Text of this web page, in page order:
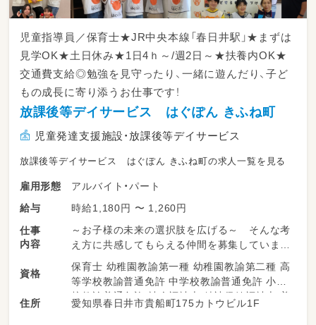
児童指導員／保育士★JR中央本線「春日井駅」★まずは
見学OK★土日休み★1日4ｈ～/週2日～★扶養内OK★
交通費支給◎勉強を見守ったり、一緒に遊んだり、子ど
もの成長に寄り添うお仕事です！
放課後等デイサービス はぐぽん きふね町
児童発達支援施設・放課後等デイサービス
放課後等デイサービス はぐぽん きふね町の求人一覧を見る
雇用形態
アルバイト・パート
給与
時給1,180円 〜 1,260円
仕事
内容
～お子様の未来の選択肢を広げる～ そんな考
え方に共感してもらえる仲間を募集しています
はぐぽんでは療育の必要なお子さまが、日常生
活における動作やルール、社会性、正しい言葉遣
資格
保育士 幼稚園教諭第一種 幼稚園教諭第二種 高
等学校教諭普通免許 中学校教諭普通免許 小学
校教諭普通免許 社会福祉士 精神保健福祉士 普
通自動車運転免許
住所 愛知県春日井市貴船町175カトウビル1F